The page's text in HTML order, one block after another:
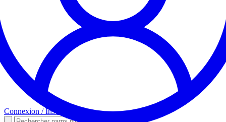
Connexion / Inscription